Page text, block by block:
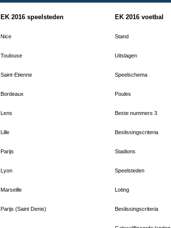
EK 2016 speelsteden
Nice
Toulouse
Saint-Etienne
Bordeaux
Lens
Lille
Parijs
Lyon
Marseille
Parijs (Saint Denis)
EK 2016 voetbal
Stand
Uitslagen
Speelschema
Poules
Beste nummers 3
Beslissingscriteria
Stadions
Speelsteden
Loting
Beslissingscriteria